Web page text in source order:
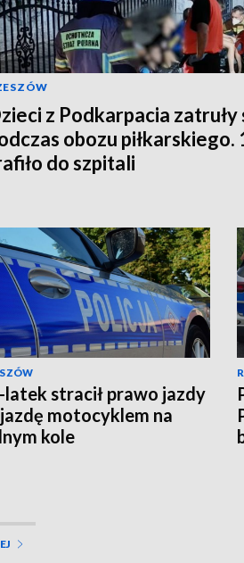
z Podkarpacia zatruły
obozu piłkarskiego.
do szpitali
latek stracił prawo jazdy
motocyklem na
kole